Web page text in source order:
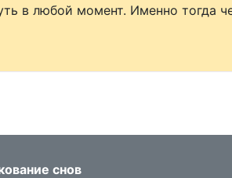
в любой момент. Именно тогда
снов